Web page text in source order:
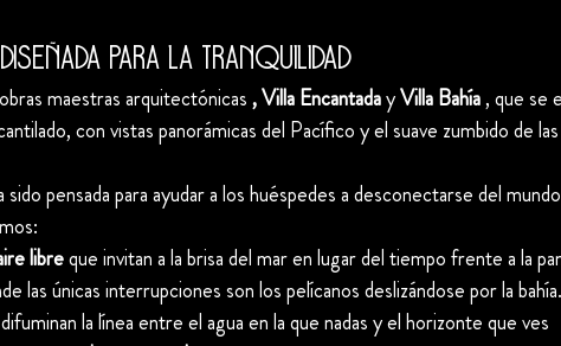
para la tranquilidad
maestras arquitectónicas , Villa Encantada y Villa Bahía , que se
con vistas panorámicas del Pacífico y el suave zumbido de
pensada para ayudar a los huéspedes a desconectarse del
libre que invitan a la brisa del mar en lugar del tiempo frente a la
las únicas interrupciones son los pelícanos deslizándose por la bahía.
la línea entre el agua en la que nadas y el horizonte que ves